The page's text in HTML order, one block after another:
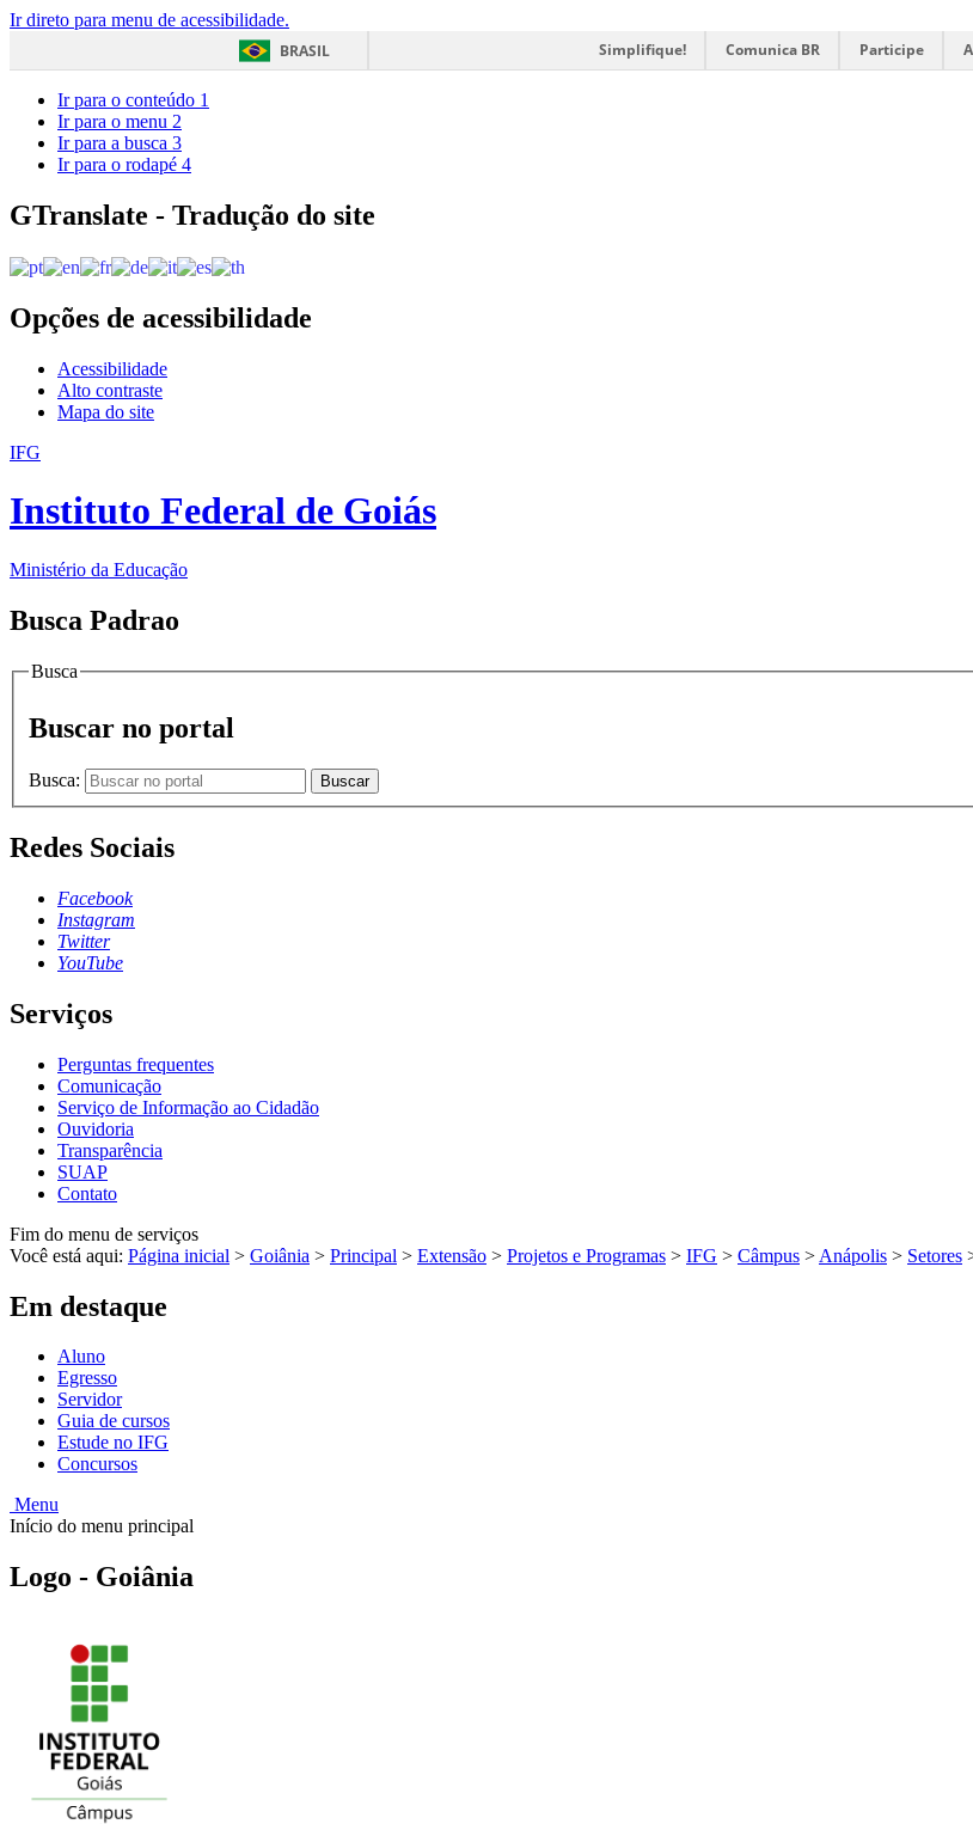
Ir direto para menu de acessibilidade.
BRASIL
Simplifique! Comunica BR Participe
Ir para o conteúdo 1
Ir para o menu 2
Ir para a busca 3
Ir para o rodapé 4
GTranslate - Tradução do site
Opções de acessibilidade
Acessibilidade
Alto contraste
Mapa do site
IFG
Instituto Federal de Goiás
Ministério da Educação
Busca Padrao
Busca
Buscar no portal
Busca: Buscar
Redes Sociais
Facebook
Instagram
Twitter
YouTube
Serviços
Perguntas frequentes
Comunicação
Serviço de Informação ao Cidadão
Ouvidoria
Transparência
SUAP
Contato
Fim do menu de serviços
Você está aqui: Página inicial > Goiânia > Principal > Extensão > Projetos e Programas > IFG > Câmpus > Anápolis > Setores
Em destaque
Aluno
Egresso
Servidor
Guia de cursos
Estude no IFG
Concursos
Menu
Início do menu principal
Logo - Goiânia